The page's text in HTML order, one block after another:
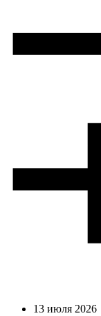
13 июля 2026